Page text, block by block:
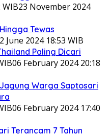
WIB23 November 2024
Tewas
June 2024 18:53 WIB
Paling Dicari
06 February 2024 20:18
Warga Saptosari
06 February 2024 17:40
Terancam 7 Tahun